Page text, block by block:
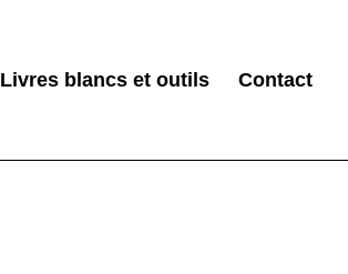
Livres blancs et outils Contact